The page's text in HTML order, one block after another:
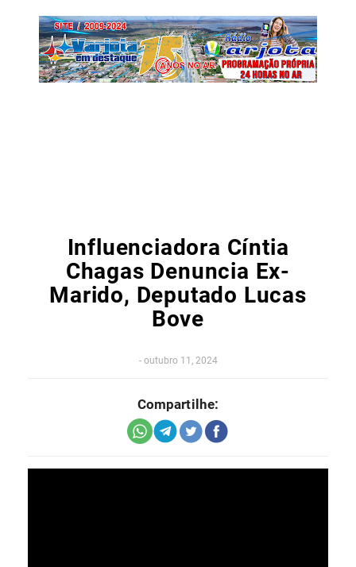
Influenciadora Cíntia
Chagas Denuncia Ex-
Marido, Deputado Lucas
Bove
- outubro 11, 2024
Compartilhe: